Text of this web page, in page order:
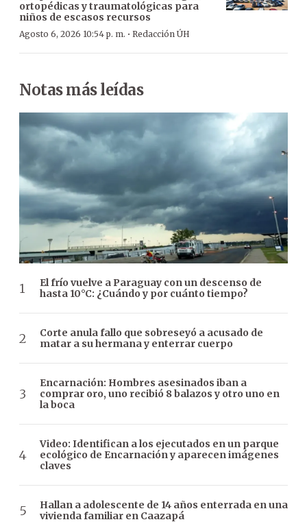
ortopédicas y traumatológicas para
niños de escasos recursos
Agosto 6, 2026 10:54 p. m. · Redacción ÚH
Notas más leídas
El frío vuelve a Paraguay con un descenso de
hasta 10°C: ¿Cuándo y por cuánto tiempo?
Corte anula fallo que sobreseyó a acusado de
matar a su hermana y enterrar cuerpo
Encarnación: Hombres asesinados iban a
comprar oro, uno recibió 8 balazos y otro uno en
la boca
Video: Identifican a los ejecutados en un parque
ecológico de Encarnación y aparecen imágenes
claves
Hallan a adolescente de 14 años enterrada en una
vivienda familiar en Caazapá